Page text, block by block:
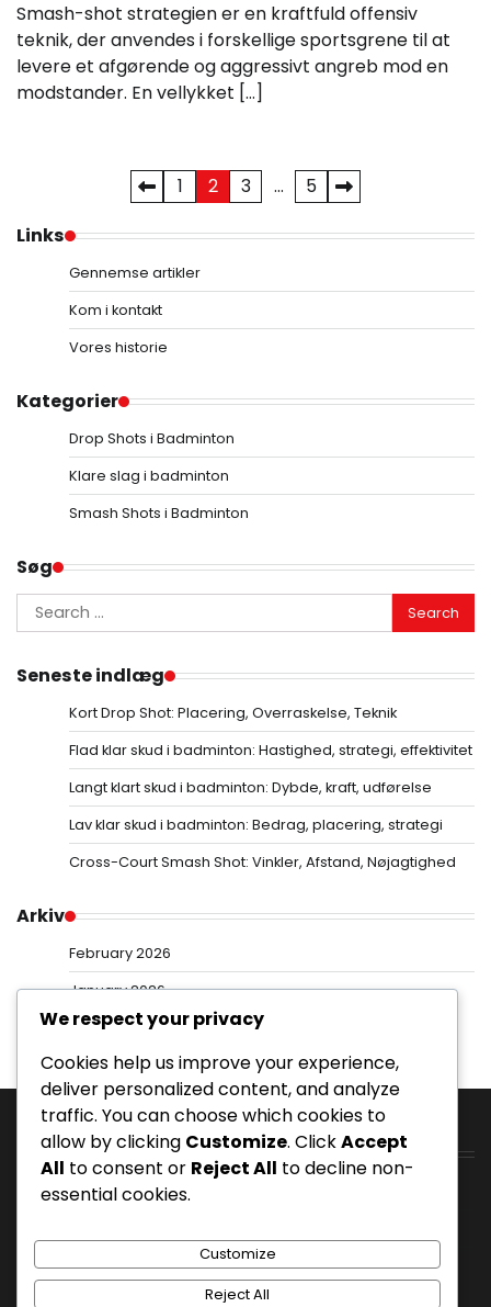
Smash-shot strategien er en kraftfuld offensiv
teknik, der anvendes i forskellige sportsgrene til at
levere et afgørende og aggressivt angreb mod en
modstander. En vellykket […]
pagination
1 2 3 …
5
Links
Gennemse artikler
Kom i kontakt
Vores historie
Kategorier
Drop Shots i Badminton
Klare slag i badminton
Smash Shots i Badminton
Søg
Search
for:
Seneste indlæg
Kort Drop Shot: Placering, Overraskelse, Teknik
Flad klar skud i badminton: Hastighed, strategi, effektivitet
Langt klart skud i badminton: Dybde, kraft, udførelse
Lav klar skud i badminton: Bedrag, placering, strategi
Cross-Court Smash Shot: Vinkler, Afstand, Nøjagtighed
Arkiv
February 2026
January 2026
Kategorier
Drop Shots i Badminton
Smash Shots i Badminton
We respect your privacy
Cookies help us improve your experience,
deliver personalized content, and analyze
traffic. You can choose which cookies to
allow by clicking Customize. ClickAccept
All to consent or Reject All to decline non-
essential cookies.
Customize
Reject All